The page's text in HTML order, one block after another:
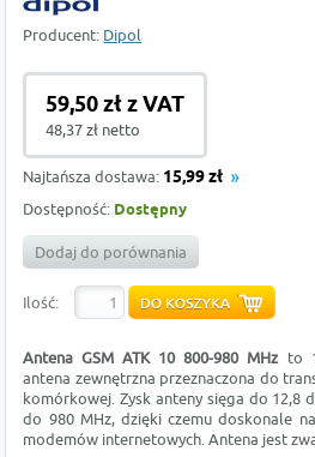
Producent: Dipol
59,50 zł z VAT
48,37 zł netto
Najtańsza dostawa: 15,99 zł
Dostępność: Dostępny
Dodaj do porównania
Ilość:
Antena GSM ATK 10 800-980 MHzto
antena zewnętrzna przeznaczona do
komórkowej. Zysk anteny sięga do 12,8
do 980 MHz, dzięki czemu doskonale
modemów internetowych. Antena jest